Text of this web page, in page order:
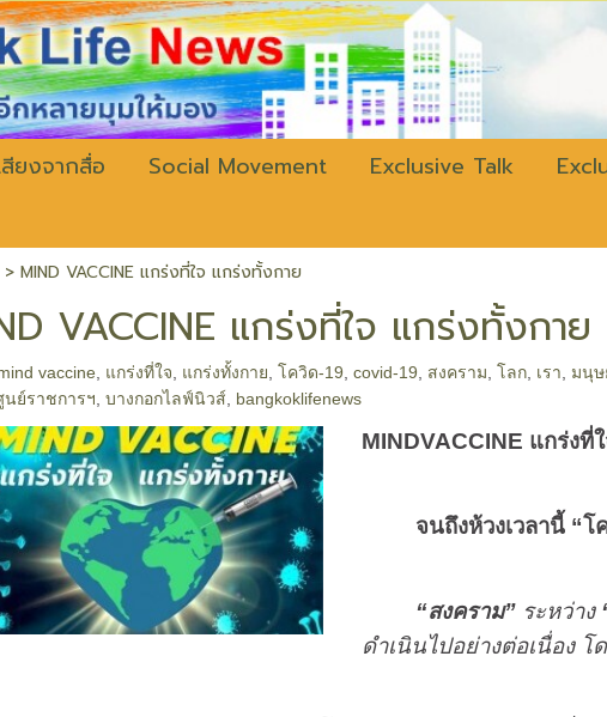
สียงจากสื่อ Social Movement Exclusive Talk
> MIND VACCINE แกร่งที่ใจ แกร่งทั้งกาย
VACCINE แกร่งที่ใจ แกร่งทั้งกาย
vaccine แกร่งที่ใจ แกร่งทั้งกาย ,โควิด-19 ,covid-19 สงคราม ,โลก เรา มนุษ
ย์ราชการฯ ,บางกอกไลฟ์นิวส์ bangkoklifenews
MINDVACCINE แกร่งที่
จนถึงห้วงเวลานี้ “โ
“สงคราม” ระหว่าง
ดำเนินไปอย่างต่อเนื่อง โ